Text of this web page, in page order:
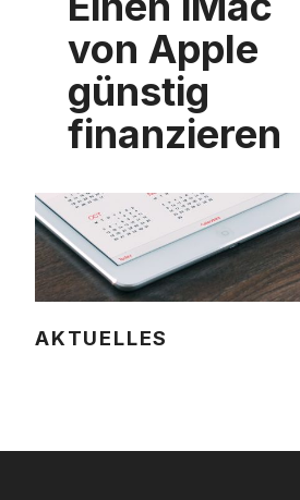
von Apple
günstig
finanzieren
AKTUELLES